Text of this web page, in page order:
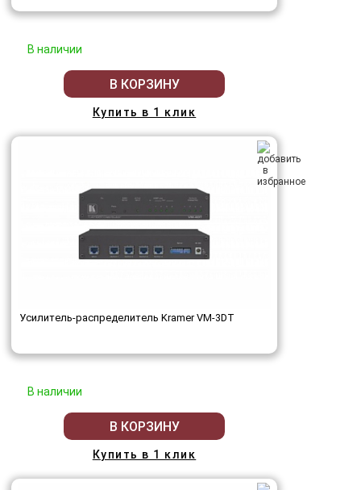
В наличии
В КОРЗИНУ
Купить в 1 клик
Усилитель-распределитель Kramer VM-3DT
В наличии
В КОРЗИНУ
Купить в 1 клик